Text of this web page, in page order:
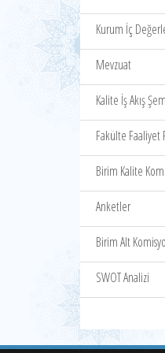
Kurum İç
Mevzuat
Kalite İş Akış
Fakülte Faaliyet
Birim Kalite
Anketler
Birim Alt
SWOT Analizi